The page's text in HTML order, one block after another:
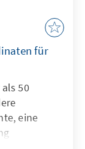
für
50
eine